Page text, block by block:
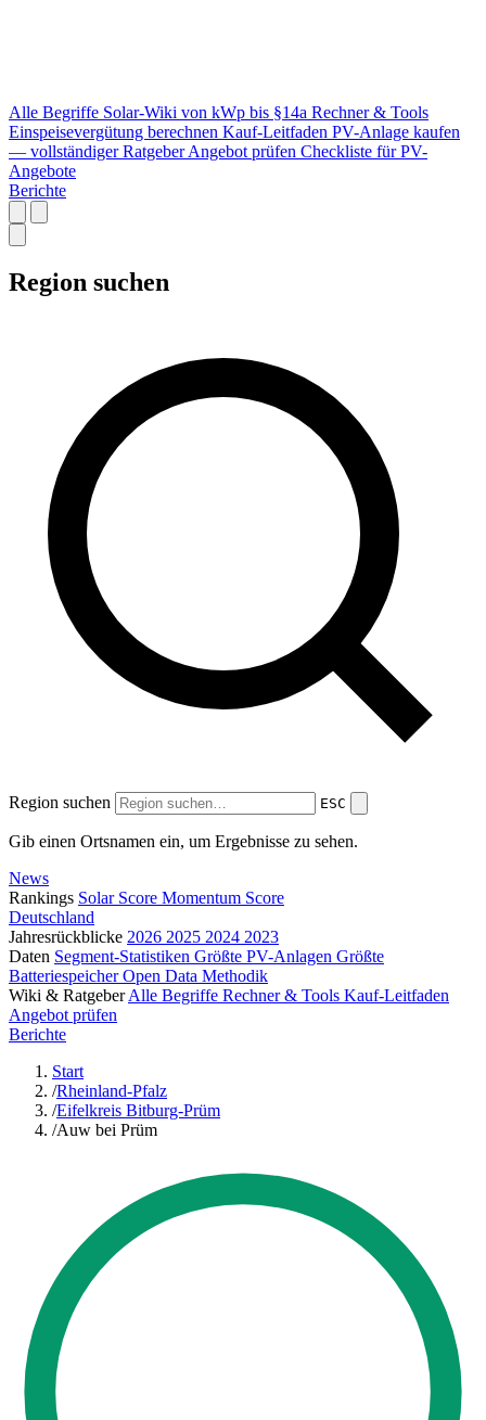
Alle Begriffe Solar-Wiki von kWp bis §14a Rechner & Tools
Einspeisevergütung berechnen Kauf-Leitfaden PV-Anlage kaufen
— vollständiger Ratgeber Angebot prüfen Checkliste für PV-
Angebote
Berichte
Region suchen
Region suchen ESC
Gib einen Ortsnamen ein, um Ergebnisse zu sehen.
News
Rankings Solar Score Momentum Score
Deutschland
Jahresrückblicke 2026 2025 2024 2023
Daten Segment-Statistiken Größte PV-Anlagen Größte
BatteriespeicherOpen Data Methodik
Wiki & Ratgeber Alle Begriffe Rechner & Tools Kauf-Leitfaden
Angebot prüfen
Berichte
Start
/Rheinland-Pfalz
/Eifelkreis Bitburg-Prüm
/Auw bei Prüm